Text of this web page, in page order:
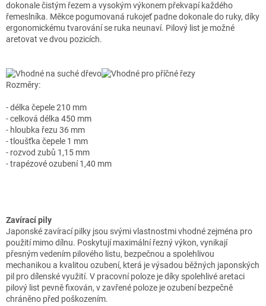
dokonale čistým řezem a vysokým výkonem překvapí každého
řemeslníka. Měkce pogumovaná rukojeť padne dokonale do ruky, díky
ergonomickému tvarování se ruka neunaví. Pilový list je možné
aretovat ve dvou pozicích.
Rozměry:
- délka čepele 210 mm
- celková délka 450 mm
- hloubka řezu 36 mm
- tloušťka čepele 1 mm
- rozvod zubů 1,15 mm
- trapézové ozubení 1,40 mm
Zavírací pily
Japonské zavírací pilky jsou svými vlastnostmi vhodné zejména pro
použití mimo dílnu. Poskytují maximální řezný výkon, vynikají
přesným vedením pilového listu, bezpečnou a spolehlivou
mechanikou a kvalitou ozubení, která je výsadou běžných japonských
pil pro dílenské využití. V pracovní poloze je díky spolehlivé aretaci
pilový list pevně fixován, v zavřené poloze je ozubení bezpečně
chráněno před poškozením.